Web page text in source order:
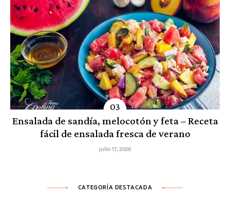
Ensalada de sandía, melocotón y feta – Receta
fácil de ensalada fresca de verano
julio 17, 2026
CATEGORÍA DESTACADA